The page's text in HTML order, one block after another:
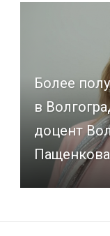
Более
в
доцент
Пащенкова